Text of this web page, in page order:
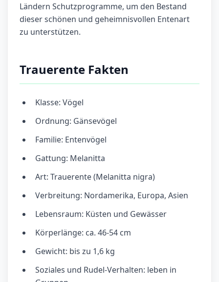
Ländern Schutzprogramme, um den Bestand
dieser schönen und geheimnisvollen Entenart
zu unterstützen.
Trauerente Fakten
Klasse: Vögel
Ordnung: Gänsevögel
Familie: Entenvögel
Gattung: Melanitta
Art: Trauerente (Melanitta nigra)
Verbreitung: Nordamerika, Europa, Asien
Lebensraum: Küsten und Gewässer
Körperlänge: ca. 46-54 cm
Gewicht: bis zu 1,6 kg
Soziales und Rudel-Verhalten: leben in